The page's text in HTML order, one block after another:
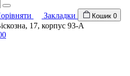
Закладки Кошик 0
17, корпус 93-А